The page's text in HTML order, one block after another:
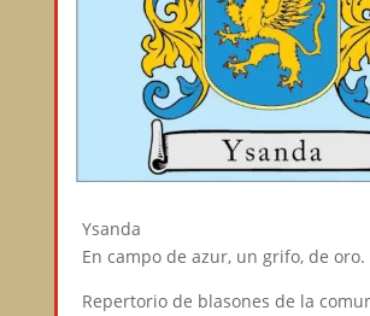
Ysanda
En campo de azur, un grifo, de oro.
Repertorio de blasones de la